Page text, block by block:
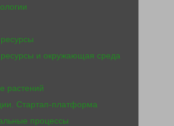
и окружающая среда
растений
Стартап-платформа
процессы